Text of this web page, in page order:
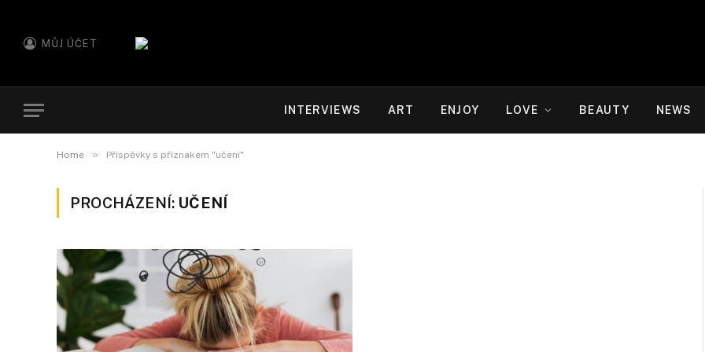
MŮJ ÚČET
INTERVIEWS ART ENJOY LOVE BEAUTY NEWS
Home » Příspěvky s příznakem "učení"
PROCHÁZENÍ: UČENÍ